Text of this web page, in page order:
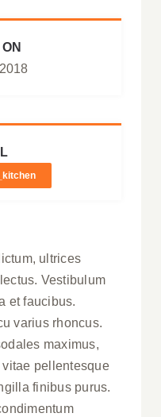
ultrices
Vestibulum
et faucibus.
varius rhoncus.
maximus,
pellentesque
finibus purus.